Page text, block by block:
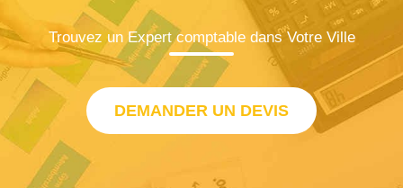
Trouvez un Expert comptable dans Votre Ville
DEMANDER UN DEVIS